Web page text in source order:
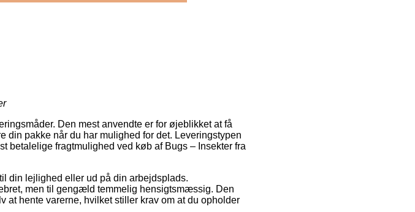
Den mest anvendte er for øjeblikket at få
din pakke når du har mulighed for det. Leveringstypen
betalelige fragtmulighed ved køb af Bugs – Insekter fra
din lejlighed eller ud på din arbejdsplads.
men til gengæld temmelig hensigtsmæssig. Den
hente varerne, hvilket stiller krav om at du opholder